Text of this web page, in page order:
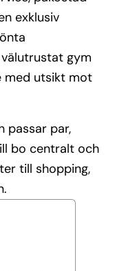
exklusiv
gym
med utsikt mot
passar par,
bo centralt och
till shopping,